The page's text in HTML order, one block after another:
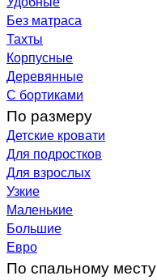
Без матраса
Тахты
Корпусные
Деревянные
С бортиками
По размеру
Детские кровати
Для подростков
Для взрослых
Узкие
Маленькие
Большие
Евро
По спальному месту